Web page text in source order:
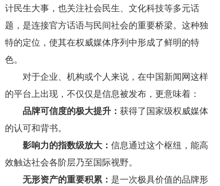
计民生大事，也关注社会民生、文化科技等多元话
题，是连接官方话语与民间社会的重要桥梁。这种独
特的定位，使其在权威媒体序列中形成了鲜明的特
色。
对于企业、机构或个人来说，在中国新闻网这样
的平台上出现，不仅仅是信息被发布，更意味着：
品牌可信度的极大提升： 获得了国家级权威媒体
的认可和背书。
影响力的指数级放大： 信息通过这个枢纽，能高
效触达社会各阶层乃至国际视野。
无形资产的重要积累： 是一次极具价值的品牌形